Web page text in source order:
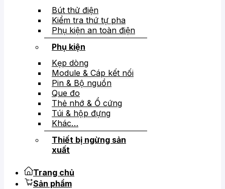
Bút thử điện
Kiểm tra thứ tự pha
Phụ kiện an toàn điện
Phụ kiện
Kẹp dòng
Module & Cáp kết nối
Pin & Bộ nguồn
Que đo
Thẻ nhớ & Ổ cứng
Túi & hộp đựng
Khác…
Thiết bị ngừng sản
xuất
Trang chủ
Sản phẩm